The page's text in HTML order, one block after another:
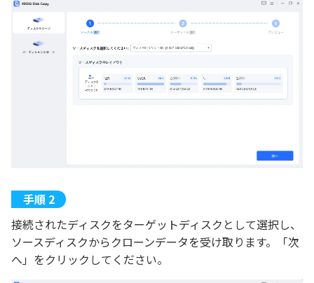
接続されたディスクをターゲットディスクとして選択し、
ソースディスクからクローンデータを受け取ります。「次
へ」をクリックしてください。